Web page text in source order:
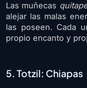
Las muñecas
alejar las malas
las poseen. Cada
propio encanto y
5. Totzil: Chiapas